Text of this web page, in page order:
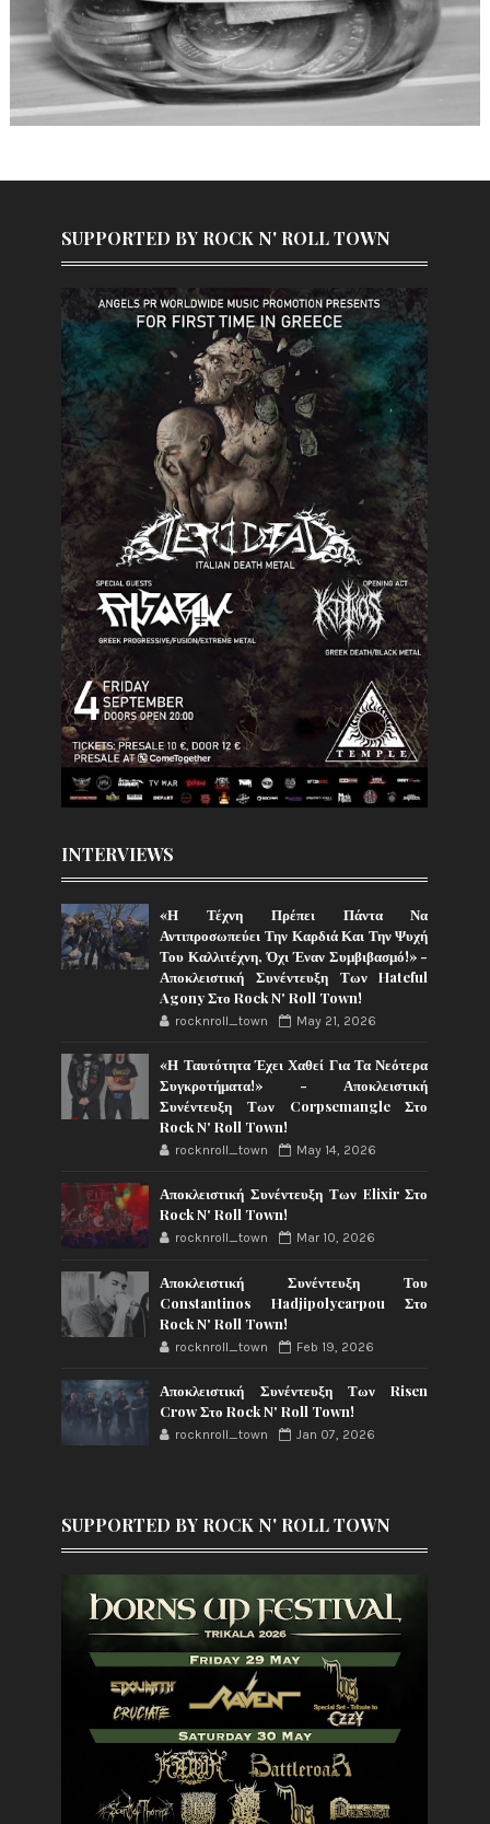
SUPPORTED BY ROCK N' ROLL TOWN
INTERVIEWS
«Η Τέχνη Πρέπει Πάντα Να
Αντιπροσωπεύει Την Καρδιά Και Την Ψυχή
Του Καλλιτέχνη, Όχι Έναν Συμβιβασμό!» -
Αποκλειστική Συνέντευξη Των Hateful
Agony Στο Rock N' Roll Town!
rocknroll_town May 21, 2026
«Η Ταυτότητα Έχει Χαθεί Για Τα Νεότερα
Συγκροτήματα!» - Αποκλειστική
Συνέντευξη Των Corpsemangle Στο
Rock N' Roll Town!
rocknroll_town May 14, 2026
Αποκλειστική Συνέντευξη Των Elixir Στο
Rock N' Roll Town!
rocknroll_town Mar 10, 2026
Αποκλειστική Συνέντευξη Του
Constantinos Hadjipolycarpou Στο
Rock N' Roll Town!
rocknroll_town Feb 19, 2026
Αποκλειστική Συνέντευξη Των Risen
Crow Στο Rock N' Roll Town!
rocknroll_town Jan 07, 2026
SUPPORTED BY ROCK N' ROLL TOWN